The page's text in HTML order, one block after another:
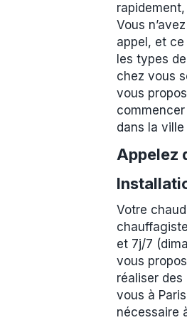
Vous
appel, et
les types
chez vous
vous
dans la
Appelez
Votre
et 7j/7
vous
réaliser
vous à
nécessaire